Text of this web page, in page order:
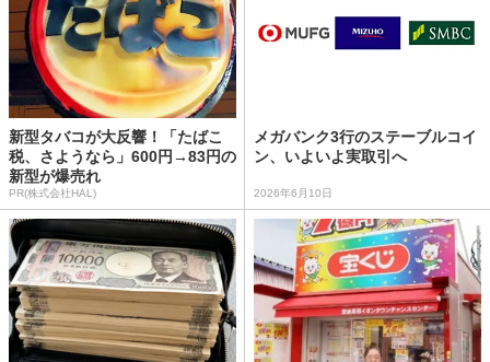
新型タバコが大反響！「たばこ
税、さようなら」600円→83円の
新型が爆売れ
PR(株式会社HAL)
メガバンク3行のステーブルコイ
ン、いよいよ実取引へ
2026年6月10日